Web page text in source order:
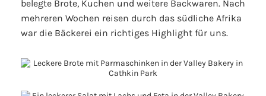
belegte Brote, Kuchen und weitere Backwaren. Nach
mehreren Wochen reisen durch das südliche Afrika
war die Bäckerei ein richtiges Highlight für uns.